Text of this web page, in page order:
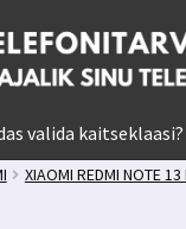
valida kaitseklaasi?
XIAOMI REDMI NOTE 13